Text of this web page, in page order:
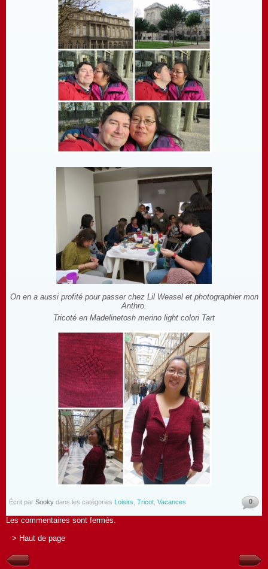
On en a aussi profité pour passer chez Lil Weasel et photographier mon
Anthro.
Tricoté en Madelinetosh merino light colori Tart
Écrit par Sooky dans les catégories Loisirs Tricot Vacances 0
Les commentaires sont fermés.
> Haut de page